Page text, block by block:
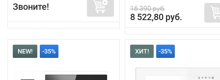
Звоните! 16 390 руб.
8 522,80 руб.
NEW! -35% ХИТ! -35%